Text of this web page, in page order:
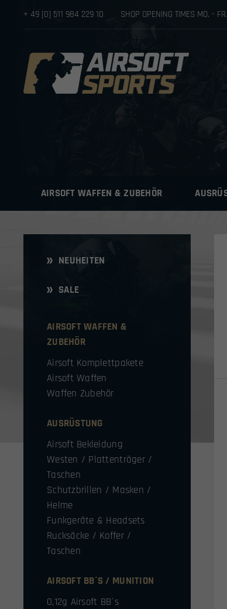
+ 49 [0] 511 984 229 10 SHOP OPENING TIMES MO. -
AIRSOFT WAFFEN & ZUBEHÖR
NEUHEITEN
SALE
AIRSOFT WAFFEN &
ZUBEHÖR
Airsoft Komplettpakete
Airsoft Waffen
Waffen Zubehör
AUSRÜSTUNG
Airsoft Bekleidung
Westen / Plattenträger /
Taschen
Schutzbrillen / Masken /
Helme
Funkgeräte & Headsets
Rucksäcke / Koffer /
Taschen
AIRSOFT BB´S / MUNITION
0,12g Airsoft BB´s